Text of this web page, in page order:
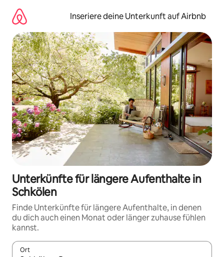
Inhalten
springen
Inseriere deine Unterkunft auf Airbnb
Unterkünfte für längere Aufenthalte in
Schkölen
Finde Unterkünfte für längere Aufenthalte, in denen
du dich auch einen Monat oder länger zuhause fühlen
kannst.
Ort